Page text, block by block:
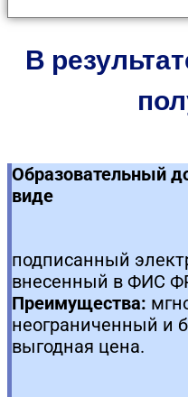
В
Образовательный
виде
подписанный
внесенный в ФИС
Преимущества:
неограниченный и
выгодная цена.